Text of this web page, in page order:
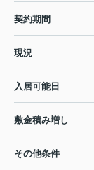
契約期間
現況
入居可能日
敷金積み増し
その他条件